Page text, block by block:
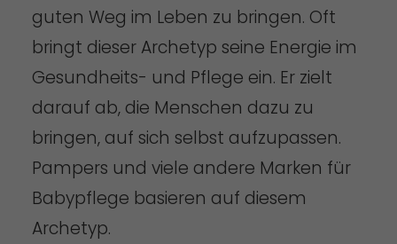
guten Weg im Leben zu bringen. Oft
bringt dieser Archetyp seine Energie im
Gesundheits- und Pflege ein. Er zielt
darauf ab, die Menschen dazu zu
bringen, auf sich selbst aufzupassen.
Pampers und viele andere Marken für
Babypflege basieren auf diesem
Archetyp.